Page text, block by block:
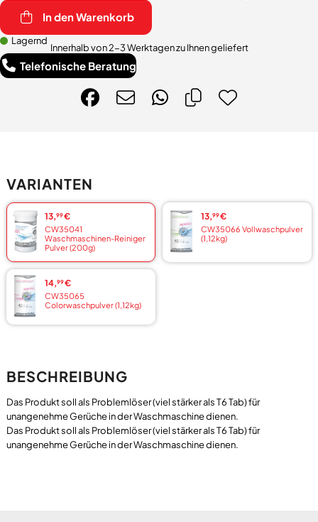
In den Warenkorb
Lagernd
Innerhalb von 2-3 Werktagen zu Ihnen geliefert
Telefonische Beratung
VARIANTEN
13,99€
CW35041
Waschmaschinen-Reiniger
Pulver (200g)
13,99€
CW35066 Vollwaschpulver
(1,12kg)
14,99€
CW35065
Colorwaschpulver (1,12kg)
BESCHREIBUNG
Das Produkt soll als Problemlöser (viel stärker als T6 Tab) für
unangenehme Gerüche in der Waschmaschine dienen.
Das Produkt soll als Problemlöser (viel stärker als T6 Tab) für